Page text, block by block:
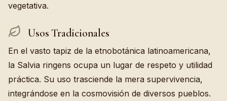
vegetativa.
Usos Tradicionales
En el vasto tapiz de la etnobotánica latinoamericana,
la Salvia ringens ocupa un lugar de respeto y utilidad
práctica. Su uso trasciende la mera supervivencia,
integrándose en la cosmovisión de diversos pueblos.